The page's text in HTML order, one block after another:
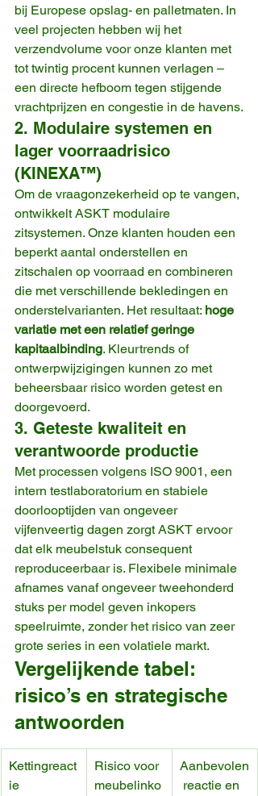
bij Europese opslag- en palletmaten. In
veel projecten hebben wij het
verzendvolume voor onze klanten met
tot twintig procent kunnen verlagen –
een directe hefboom tegen stijgende
vrachtprijzen en congestie in de havens.
2. Modulaire systemen en
lager voorraadrisico
(KINEXA™)
Om de vraagonzekerheid op te vangen,
ontwikkelt ASKT modulaire
zitsystemen. Onze klanten houden een
beperkt aantal onderstellen en
zitschalen op voorraad en combineren
die met verschillende bekledingen en
onderstelvarianten. Het resultaat: hoge
variatie met een relatief geringe
kapitaalbinding. Kleurtrends of
ontwerpwijzigingen kunnen zo met
beheersbaar risico worden getest en
doorgevoerd.
3. Geteste kwaliteit en
verantwoorde productie
Met processen volgens ISO 9001, een
intern testlaboratorium en stabiele
doorlooptijden van ongeveer
vijfenveertig dagen zorgt ASKT ervoor
dat elk meubelstuk consequent
reproduceerbaar is. Flexibele minimale
afnames vanaf ongeveer tweehonderd
stuks per model geven inkopers
speelruimte, zonder het risico van zeer
grote series in een volatiele markt.
Vergelijkende tabel:
risico’s en strategische
antwoorden
Kettingreact
ie
Risico voor
meubelinko
Aanbevolen
reactie en